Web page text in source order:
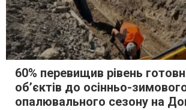
60% перевищив рівень
об’єктів до осінньо-
опалювального сезону на